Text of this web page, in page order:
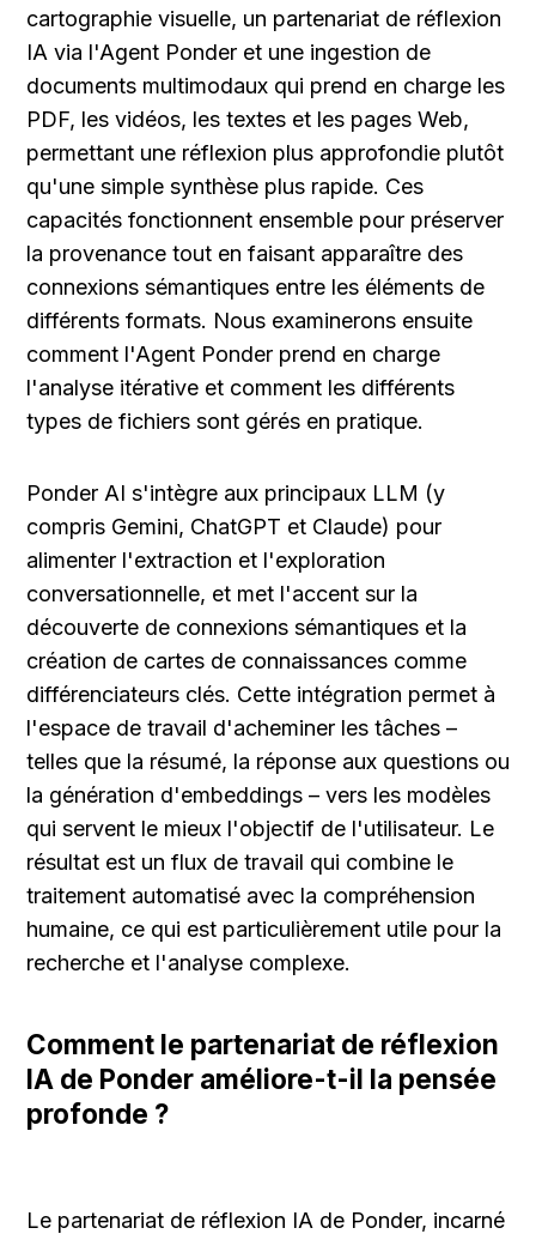
cartographie visuelle, un partenariat de réflexion
IA via l'Agent Ponder et une ingestion de
documents multimodaux qui prend en charge les
PDF, les vidéos, les textes et les pages Web,
permettant une réflexion plus approfondie plutôt
qu'une simple synthèse plus rapide. Ces
capacités fonctionnent ensemble pour préserver
la provenance tout en faisant apparaître des
connexions sémantiques entre les éléments de
différents formats. Nous examinerons ensuite
comment l'Agent Ponder prend en charge
l'analyse itérative et comment les différents
types de fichiers sont gérés en pratique.
Ponder AI s'intègre aux principaux LLM (y
compris Gemini, ChatGPT et Claude) pour
alimenter l'extraction et l'exploration
conversationnelle, et met l'accent sur la
découverte de connexions sémantiques et la
création de cartes de connaissances comme
différenciateurs clés. Cette intégration permet à
l'espace de travail d'acheminer les tâches –
telles que la résumé, la réponse aux questions ou
la génération d'embeddings – vers les modèles
qui servent le mieux l'objectif de l'utilisateur. Le
résultat est un flux de travail qui combine le
traitement automatisé avec la compréhension
humaine, ce qui est particulièrement utile pour la
recherche et l'analyse complexe.
Comment le partenariat de réflexion
IA de Ponder améliore-t-il la pensée
profonde ?
Le partenariat de réflexion IA de Ponder, incarné